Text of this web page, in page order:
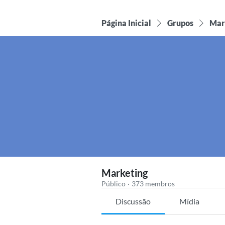
Página Inicial Grupos
Marketing
Público · 373 membros
Discussão Mídia